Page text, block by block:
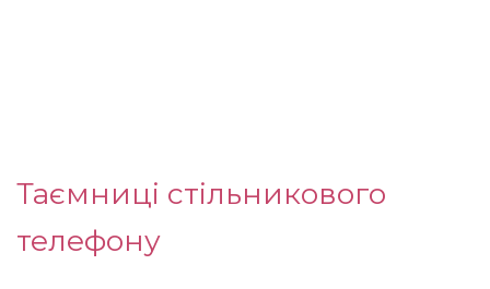
Таємниці стільникового
телефону